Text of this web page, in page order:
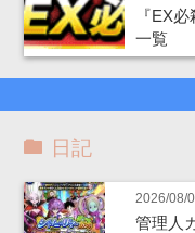
『EX
一覧
日記
2026/08/
管理人